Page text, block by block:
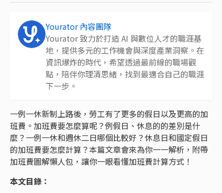
Yourator 內容團隊
Yourator 致力於打造 AI 與數位人才的職涯基
地，提供多元的工作機會與深度產業洞察。在
資訊爆炸的時代，希望透過最前線的職場觀
點，陪伴你理清思緒，找到最適合自己的職涯
下一步。
一例一休新制上路後，勞工有了更多的假日以及更高的加
班費。加班費要怎麼算呢？例假日、休息的的差別是什
麼？一例一休和週休二日哪個比較好？休息日和國定假日
的加班費要怎麼計算？本篇文章會來為你一一解析，附帶
加班費圖解懶人包，讓你一眼看懂加班費計算方式！
本文目錄：